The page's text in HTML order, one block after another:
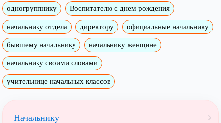
одногруппнику Воспитателю с днем рождения
начальнику отдела директору официальные начальнику
бывшему начальнику начальнику женщине
начальнику своими словами
учительнице начальных классов
Начальнику